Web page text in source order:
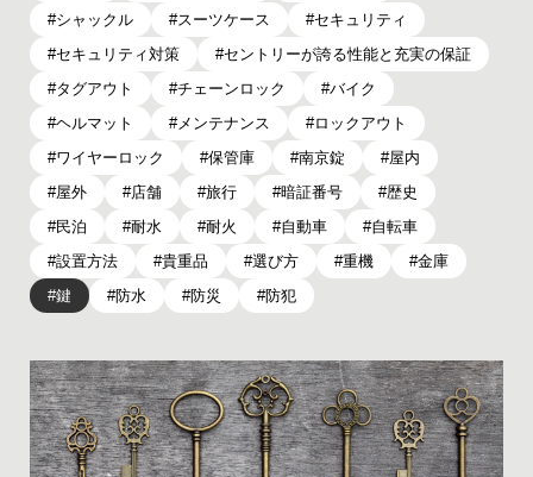
シャックル
スーツケース
セキュリティ
セキュリティ対策
セントリーが誇る性能と充実の保証
タグアウト
チェーンロック
バイク
ヘルマット
メンテナンス
ロックアウト
ワイヤーロック
保管庫 南京錠
屋内
屋外
店舗 旅行 暗証番号
歴史
民泊
耐水 耐火 自動車
自転車
設置方法
貴重品 選び方 重機
金庫
鍵
防水 防災 防犯